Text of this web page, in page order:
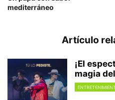
mediterráneo
Artículo
¡El
magia